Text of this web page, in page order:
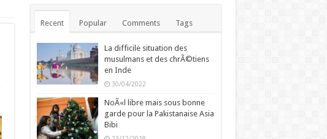
Recent Popular Comments Tags
La difficile situation des
musulmans et des chrÃ©tiens
en Inde
30/04/2022
NoÃ«l libre mais sous bonne
garde pour la Pakistanaise Asia
Bibi